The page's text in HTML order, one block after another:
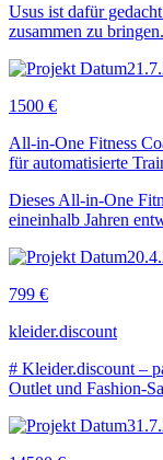
Usus ist dafür
zusammen zu
1500 €
All-in-One Fitness
für automatisierte
Dieses All-in-One
eineinhalb Jahren
799 €
kleider.discount
# Kleider.discount –
Outlet und Fashion-